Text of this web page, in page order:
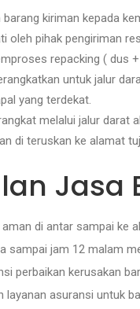
barang kiriman kepada
oleh pihak pengiriman
repacking ( dus
untuk jalur
yang terdekat.
melalui jalur
di teruskan ke alamat
Jasa
di antar sampai ke
sampai jam 12 malam
perbaikan kerusakan
layanan asuransi untuk